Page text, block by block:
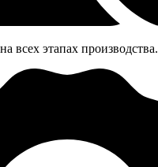
всех этапах производства.